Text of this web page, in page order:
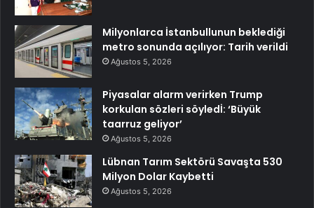
Milyonlarca İstanbullunun beklediği
metro sonunda açılıyor: Tarih verildi
Ağustos 5, 2026
Piyasalar alarm verirken Trump
korkulan sözleri söyledİ: ‘Büyük
taarruz geliyor’
Ağustos 5, 2026
Lübnan Tarım Sektörü Savaşta 530
Milyon Dolar Kaybetti
Ağustos 5, 2026